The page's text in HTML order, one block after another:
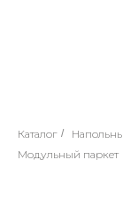
Каталог /
Модульный паркет